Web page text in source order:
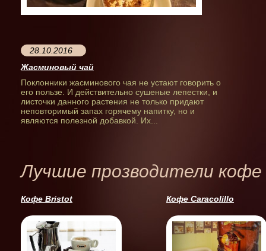
28.10.2016
Жасминовый чай
Поклонники жасминового чая не устают говорить о
его пользе. И действительно сушеные лепестки, и
листочки данного растения не только придают
неповторимый запах горячему напитку, но и
являются полезной добавкой. Их...
Лучшие прозводители кофе
Кофе Bristot Кофе Caracolillo